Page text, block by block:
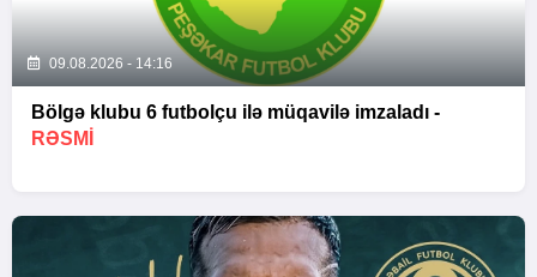
09.08.2026 - 14:16
Bölgə klubu 6 futbolçu ilə müqavilə imzaladı -
RƏSMİ